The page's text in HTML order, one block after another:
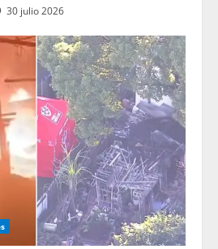
30 julio 2026